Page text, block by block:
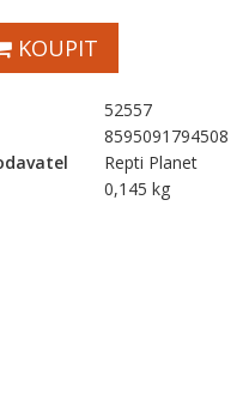
KOUPIT
52557
8595091794508
Repti Planet
0,145 kg